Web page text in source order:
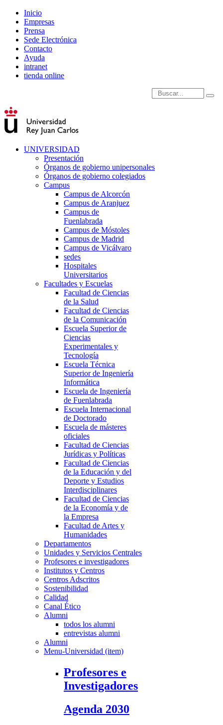
Inicio
Empresas
Prensa
Sede Electrónica
Contacto
Ayuda
intranet
tienda online
Introduce términos de
UNIVERSIDAD
Presentación
Órganos de gobierno unipersonales
Órganos de gobierno colegiados
Campus
Campus de Alcorcón
Campus de Aranjuez
Campus de
Fuenlabrada
Campus de Móstoles
Campus de Madrid
Campus de Vicálvaro
sedes
Hospitales
Universitarios
Facultades y Escuelas
Facultad de Ciencias
de la Salud
Facultad de Ciencias
de la Comunicación
Escuela Superior de
Ciencias
Experimentales y
Tecnología
Escuela Técnica
Superior de Ingeniería
Informática
Escuela de Ingeniería
de Fuenlabrada
Escuela Internacional
de Doctorado
Escuela de másteres
oficiales
Facultad de Ciencias
Jurídicas y Políticas
Facultad de Ciencias
de la Educación y del
Deporte y Estudios
Interdisciplinares
Facultad de Ciencias
de la Economía y de
la Empresa
Facultad de Artes y
Humanidades
Departamentos
Unidades y Servicios Centrales
Profesores e investigadores
Institutos y Centros
Centros Adscritos
Sostenibilidad
Calidad
Canal Ético
Alumni
todos los alumni
entrevistas alumni
Alumni
Menu-Universidad (item)
Profesores e
Investigadores
Agenda 2030